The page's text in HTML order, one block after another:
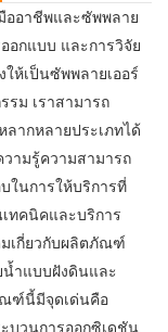
ออาชีพและซัพพลาย
อกแบบ และการวิจัย
ห้เป็นซัพพลายเออร์
ม เราสามารถ
ากหลายประเภทได้
ามรู้ความสามารถ
ในการให้บริการที่
ทคนิคและบริการ
มเกี่ยวกับผลิตภัณฑ์
น้ำแบบฝังดินและ
ณฑ์นี้มีจุดเด่นคือ
บวนการออกซิเดชัน